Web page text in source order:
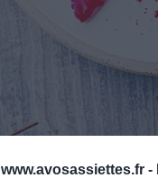
www.avosassiettes.fr -